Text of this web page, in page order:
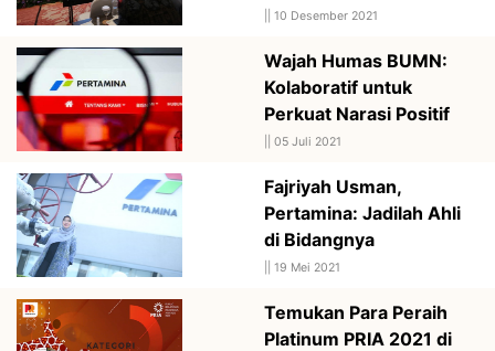
10 Desember 2021
Wajah Humas BUMN:
Kolaboratif untuk
Perkuat Narasi Positif
05 Juli 2021
Fajriyah Usman,
Pertamina: Jadilah Ahli
di Bidangnya
19 Mei 2021
Temukan Para Peraih
Platinum PRIA 2021 di